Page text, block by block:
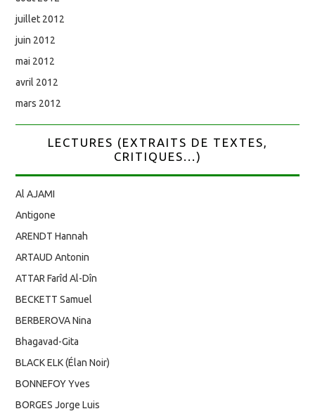
juillet 2012
juin 2012
mai 2012
avril 2012
mars 2012
LECTURES (EXTRAITS DE TEXTES,
CRITIQUES...)
Al AJAMI
Antigone
ARENDT Hannah
ARTAUD Antonin
ATTAR Farîd Al-Dîn
BECKETT Samuel
BERBEROVA Nina
Bhagavad-Gita
BLACK ELK (Élan Noir)
BONNEFOY Yves
BORGES Jorge Luis